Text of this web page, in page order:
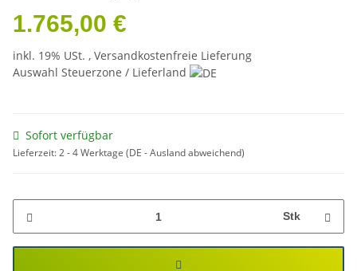
1.765,00 €
inkl. 19% USt. , Versandkostenfreie Lieferung
Auswahl Steuerzone / Lieferland
Sofort verfügbar
Lieferzeit:2 - 4 Werktage (DE - Ausland abweichend)
Stk